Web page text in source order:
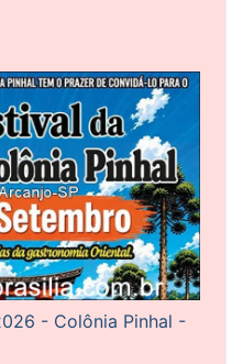
- Colônia Pinhal -